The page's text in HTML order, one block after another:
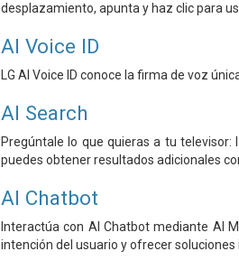
desplazamiento, apunta y haz clic para
AI Voice ID
LG AI Voice ID conoce la firma de voz
AI Search
Pregúntale lo que quieras a tu
puedes obtener resultados adicionales
AI Chatbot
Interactúa con AI Chatbot mediante AI
intención del usuario y ofrecer soluciones